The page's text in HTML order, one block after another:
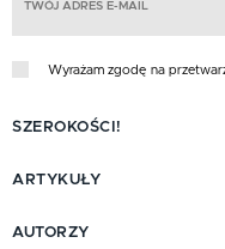
Wyrażam zgodę na
SZEROKOŚCI!
ARTYKUŁY
AUTORZY